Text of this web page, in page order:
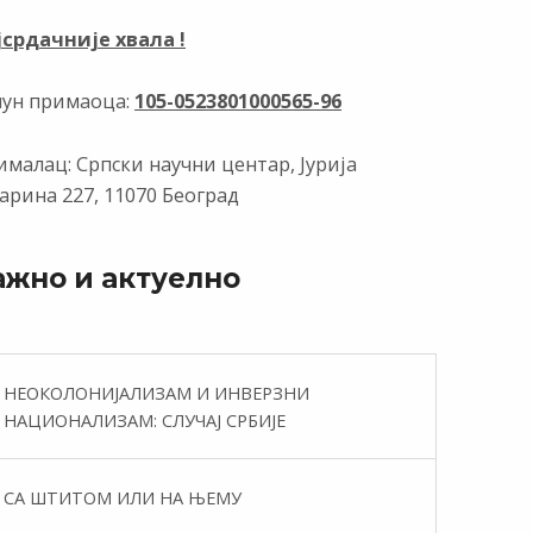
хвала !
примаоца: 105-0523801000565-96
Српски научни центар, Јурија
227, 11070 Београд
и актуелно
НЕОКОЛОНИЈАЛИЗАМ И ИНВЕРЗНИ
НАЦИОНАЛИЗАМ: СЛУЧАЈ СРБИЈЕ
СА ШТИТОМ ИЛИ НА ЊЕМУ